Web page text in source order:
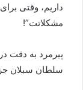
داریم، وقتی
مشکلاتت”!
پیرمرد به دقت
سلطان سبلان